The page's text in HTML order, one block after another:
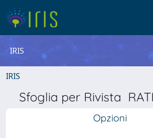
IRIS
IRIS
Sfoglia per Rivista
Opzioni